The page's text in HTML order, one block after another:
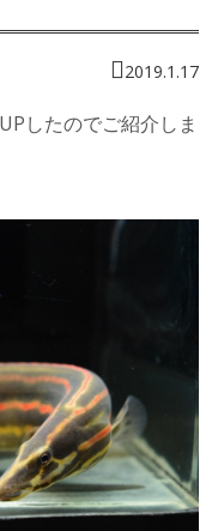
2019.1.17
したのでご紹介しま